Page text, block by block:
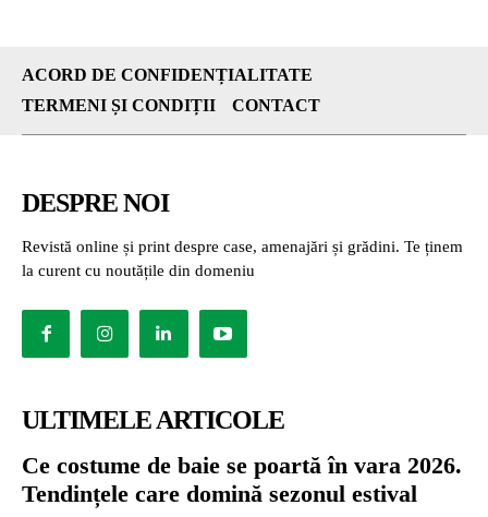
ACORD DE CONFIDENȚIALITATE
TERMENI ȘI CONDIȚII
CONTACT
DESPRE NOI
Revistă online și print despre case, amenajări și grădini. Te ținem
la curent cu noutățile din domeniu
ULTIMELE ARTICOLE
Ce costume de baie se poartă în vara 2026.
Tendințele care domină sezonul estival